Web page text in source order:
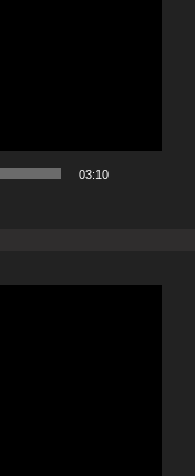
03:10